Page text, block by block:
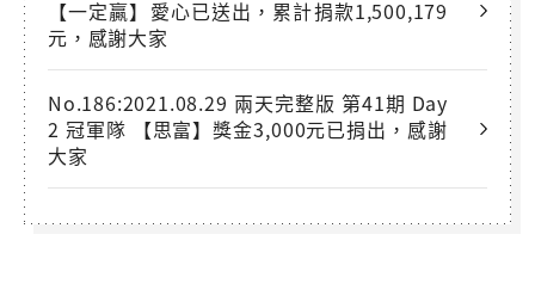
【一定贏】愛心已送出，累計捐款1,500,179
元，感謝大家
No.186:2021.08.29 兩天完整版 第41期 Day
2 冠軍隊 【思富】獎金3,000元已捐出，感謝
大家